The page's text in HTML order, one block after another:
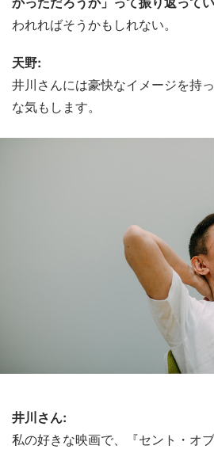
われればそうかもしれない。
天野:
井川さんには豪快なイメージを持
な気もします。
井川さん:
私の好きな映画で、『セント・オ